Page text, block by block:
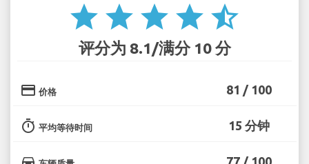
star star star star star_half
评分为 8.1/满分 10 分
credit_card 价格 81 / 100
timer 平均等待时间 15 分钟